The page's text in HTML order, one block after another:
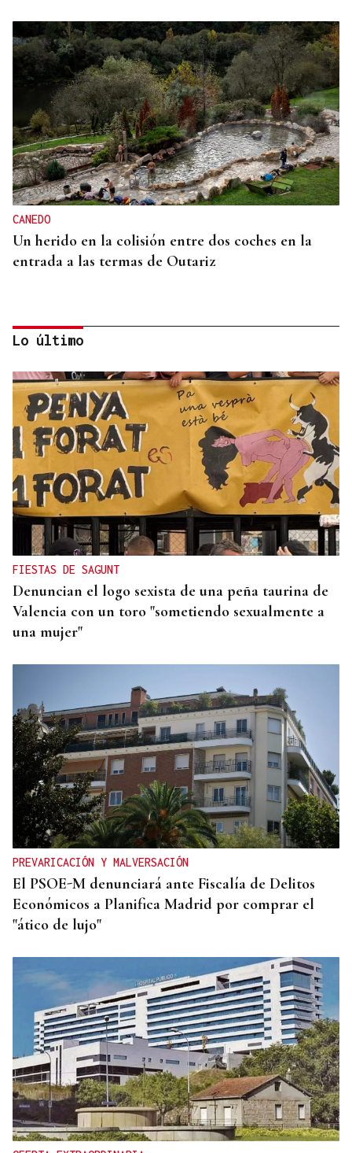
CANEDO
Un herido en la colisión entre dos coches en la
entrada a las termas de Outariz
MOVILIDAD VERANO
Un coche todo el verano por 16.32 euros,
entregado en tu puerta
Lo último
FIESTAS DE SAGUNT
Denuncian el logo sexista de una peña taurina de
Valencia con un toro "sometiendo sexualmente a
una mujer"
PREVARICACIÓN Y MALVERSACIÓN
El PSOE-M denunciará ante Fiscalía de Delitos
Económicos a Planifica Madrid por comprar el
"ático de lujo"